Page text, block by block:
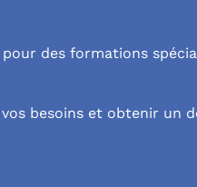
des formations
besoins et obtenir un